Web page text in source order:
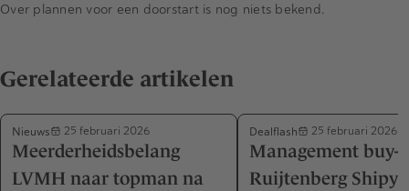
Over plannen voor een doorstart is nog niets bekend.
Gerelateerde artikelen
Nieuws 25 februari 2026
Meerderheidsbelang
LVMH naar topman na
Dealflash 25 februari 2026
Management buy-
Ruijtenberg